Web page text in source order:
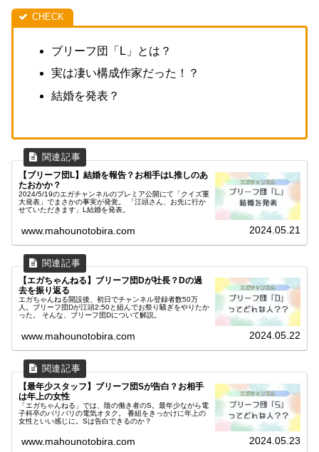
ブリーフ団「L」とは？
実は凄い構成作家だった！？
結婚を発表？
【ブリーフ団L】結婚を報告？お相手はL推しのあ
たおかか？
2024/5/19のエガチャンネルのプレミア公開にて「クイズ重
大発表」でまさかの事実が発覚。 「江頭さん、お先に行か
せていただきます」L結婚を発表。
www.mahounotobira.com 2024.05.21
【エガちゃんねる】ブリーフ団Dが社長？Dの過
去を振り返る
エガちゃんねる開設後、初日でチャンネル登録者数50万
人。ブリーフ団Dが江頭2:50と組んでお祭り騒ぎをやりたか
った。 そんな、ブリーフ団Dについて解説。
www.mahounotobira.com 2024.05.22
【最年少スタッフ】ブリーフ団Sが告白？お相手
は年上の女性
「エガちゃんねる」では、陰の働き者のS。最年少ながら電
子科卒のバリバリの電気オタク。 番組をきっかけに年上の
女性といい感じに。Sは告白できるのか？
www.mahounotobira.com 2024.05.23